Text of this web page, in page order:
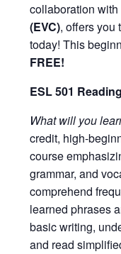
collaboration with
(EVC), offers you
today! This
FREE!
ESL 501
What will you
credit, high-
course
grammar, and
comprehend
learned phrases
basic writing,
and read